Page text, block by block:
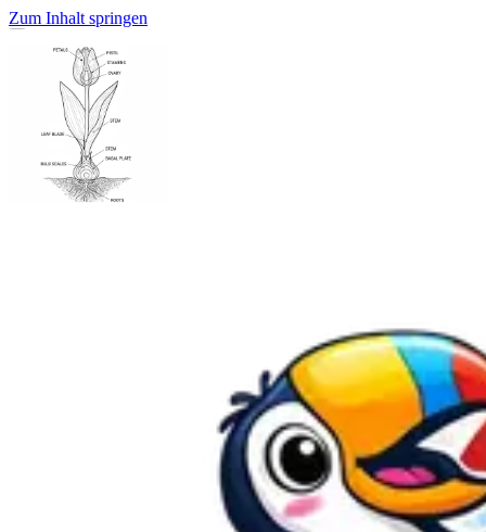
Zum Inhalt springen